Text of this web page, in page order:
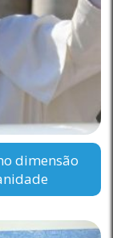
dimensão